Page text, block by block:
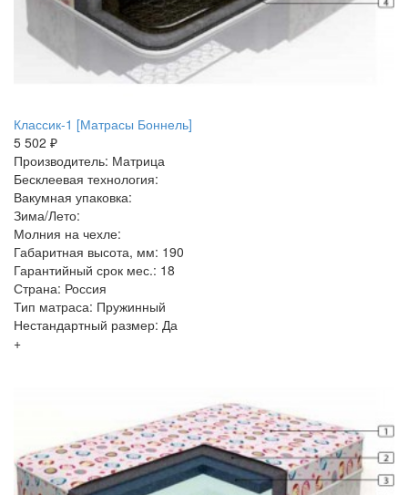
Классик-1 [Матрасы Боннель]
5 502 ₽
Производитель: Матрица
Бесклеевая технология:
Вакумная упаковка:
Зима/Лето:
Молния на чехле:
Габаритная высота, мм: 190
Гарантийный срок мес.: 18
Страна: Россия
Тип матраса: Пружинный
Нестандартный размер: Да
+